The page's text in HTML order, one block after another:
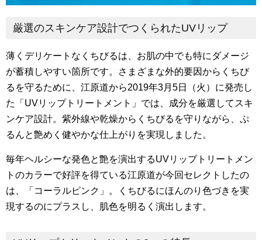
厳選のスキンケア設計でつくられたUVリップ
薄くデリケートなくちびるは、お肌の中でも特にダメージ
が蓄積しやすい箇所です。さまざまな外的要因からくちび
るを守るために、江原道から2019年3月5日（火）に発売し
た「UVリップトリートメント」では、成分を厳選してスキ
ンケア設計。紫外線や乾燥からくちびるを守りながら、ぷ
るんと艶めく健やかな仕上がりを実現しました。
毎年ヘルシーな発色と艶を演出するUVリップトリートメン
トのカラーで好評を得ている江原道が今回セレクトしたの
は、「コーラルピンク」。くちびるにほんのり色づきを実
現するのにプラスし、肌色を明るく演出します。